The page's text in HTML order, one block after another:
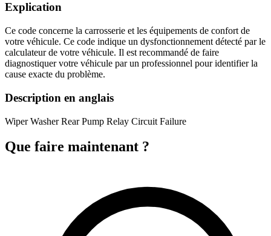
Explication
Ce code concerne la carrosserie et les équipements de confort de
votre véhicule. Ce code indique un dysfonctionnement détecté par le
calculateur de votre véhicule. Il est recommandé de faire
diagnostiquer votre véhicule par un professionnel pour identifier la
cause exacte du problème.
Description en anglais
Wiper Washer Rear Pump Relay Circuit Failure
Que faire maintenant ?